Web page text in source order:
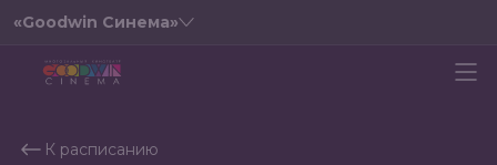
«Goodwin Синема»
К расписанию